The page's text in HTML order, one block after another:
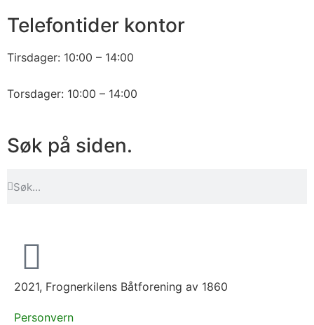
Telefontider kontor
Tirsdager: 10:00 – 14:00
Torsdager: 10:00 – 14:00
Søk på siden.
2021, Frognerkilens Båtforening av 1860
Personvern